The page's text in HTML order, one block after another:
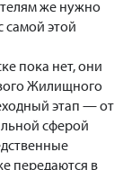
же нужно
самой этой
пока нет, они
Жилищного
этап — от
сферой
передаются в